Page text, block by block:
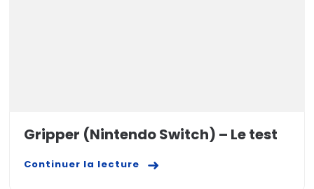
Gripper (Nintendo Switch) – Le test
Continuer la lecture